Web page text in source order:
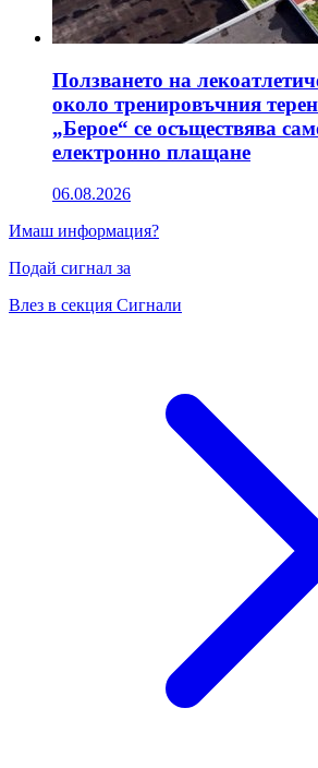
Ползването на
около тренировъчния
„Берое“ се осъществява
електронно плащане
06.08.2026
Имаш информация?
Подай сигнал за
Влез в секция Сигнали